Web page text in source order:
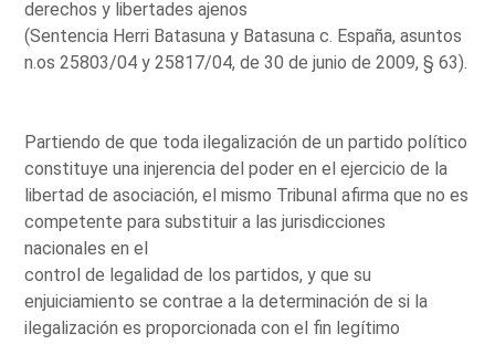
derechos y libertades ajenos
(Sentencia Herri Batasuna y Batasuna c. España, asuntos
n.os 25803/04 y 25817/04, de 30 de junio de 2009, § 63).
Partiendo de que toda ilegalización de un partido político
constituye una injerencia del poder en el ejercicio de la
libertad de asociación, el mismo Tribunal afirma que no es
competente para substituir a las jurisdicciones
nacionales en el
control de legalidad de los partidos, y que su
enjuiciamiento se contrae a la determinación de si la
ilegalización es proporcionada con el fin legítimo